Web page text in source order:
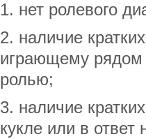
1. нет ролевого
2. наличие
играющему рядом
ролью;
3. наличие
кукле или в